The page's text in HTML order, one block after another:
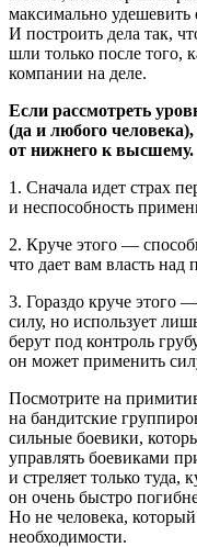
максимально удешевить
И построить дела так,
шли только после того,
компании на деле.
Если рассмотреть
(да и любого
от нижнего к высшему.
1. Сначала идет страх
и неспособность
2. Круче этого —
что дает вам власть
3. Гораздо круче этого
силу, но использует
берут под контроль
он может применить
Посмотрите на
на бандитские
сильные боевики,
управлять боевиками
и стреляет только туда,
он очень быстро
Но не человека,
необходимости.